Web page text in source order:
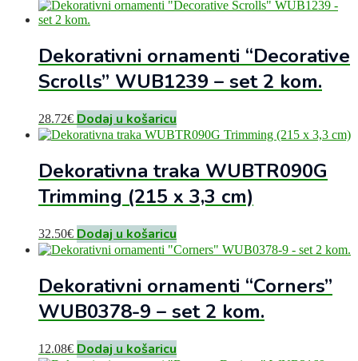
Dekorativni ornamenti “Decorative
Scrolls” WUB1239 – set 2 kom.
28.72€ Dodaj u košaricu
Dekorativna traka WUBTR090G
Trimming (215 x 3,3 cm)
32.50€ Dodaj u košaricu
Dekorativni ornamenti “Corners”
WUB0378-9 – set 2 kom.
12.08€ Dodaj u košaricu